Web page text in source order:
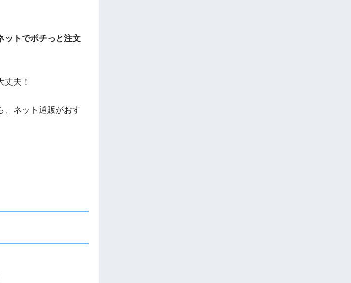
ットでポチっと注文
夫！
、ネット通販がおす